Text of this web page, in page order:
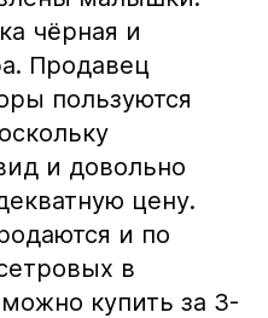
чёрная и
Продавец
пользуются
и довольно
цену.
и по
в
купить за 3-